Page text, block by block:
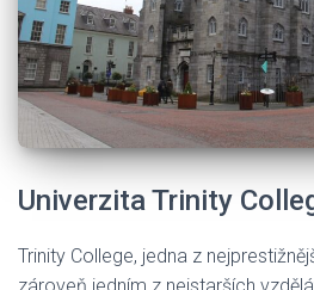
Univerzita Trinity
Trinity College, jedna z
zároveň jedním z nejstarších